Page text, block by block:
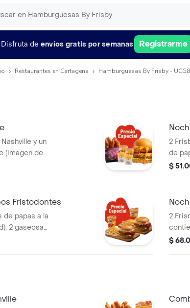
Disfruta de envíos gratis por semanas Registrarme
Restaurantes en Cartagena Hamburguesas By Frisby -
y un
(imagen de
2
de
und) y
$
Fristodontes
de papas a la
2 gaseosas
2
$